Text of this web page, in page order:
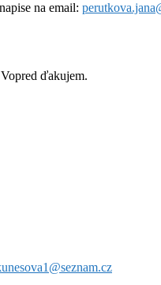
na email:
ďakujem.